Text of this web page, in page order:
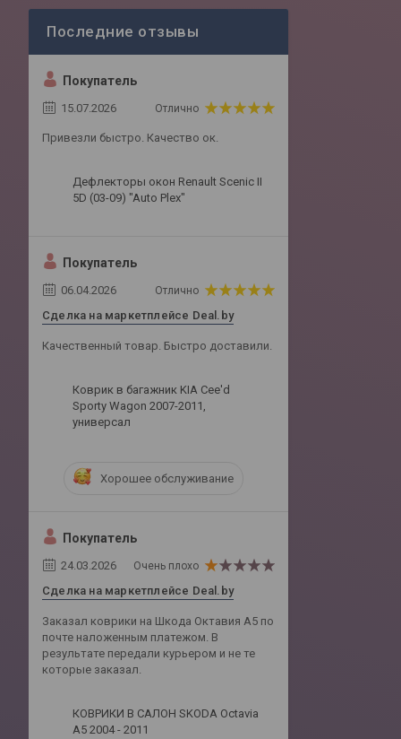
Покупатель
15.07.2026 Отлично
Привезли быстро. Качество ок.
Дефлекторы окон Renault Scenic II
5D (03-09) "Auto Plex"
Покупатель
06.04.2026 Отлично
Сделка на маркетплейсе Deal.by
Качественный товар. Быстро доставили.
Коврик в багажник KIA Cee'd
Sporty Wagon 2007-2011,
универсал
Хорошее обслуживание
Покупатель
24.03.2026 Очень плохо
Сделка на маркетплейсе Deal.by
Заказал коврики на Шкода Октавия А5 по
почте наложенным платежом. В
результате передали курьером и не те
которые заказал.
КОВРИКИ В САЛОН SKODA Octavia
A5 2004 - 2011